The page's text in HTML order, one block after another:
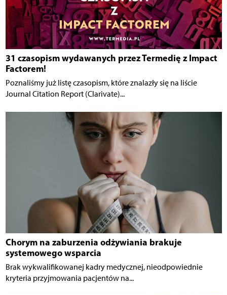
31 czasopism wydawanych przez Termedię z Impact
Factorem!
Poznaliśmy już listę czasopism, które znalazły się na liście
Journal Citation Report (Clarivate)...
Chorym na zaburzenia odżywiania brakuje
systemowego wsparcia
Brak wykwalifikowanej kadry medycznej, nieodpowiednie
kryteria przyjmowania pacjentów na...